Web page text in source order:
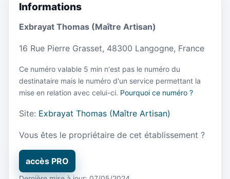
Informations
Exbrayat Thomas (Maître Artisan)
16 Rue Pierre Grasset, 48300 Langogne, France
Ce numéro valable 5 min n'est pas le numéro du
destinataire mais le numéro d'un service permettant la
mise en relation avec celui-ci. Pourquoi ce numéro ?
Site: Exbrayat Thomas (Maître Artisan)
Vous êtes le propriétaire de cet établissement ?
accès PRO